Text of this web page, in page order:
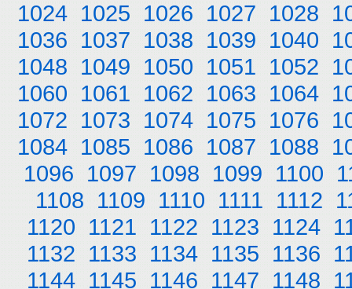
1024 1025 1026 1027 1028
1036 1037 1038 1039 1040
1048 1049 1050 1051 1052
1060 1061 1062 1063 1064
1072 1073 1074 1075 1076
1084 1085 1086 1087 1088
1096 1097 1098 1099 1100
1108 1109 1110 1111 1112
1120 1121 1122 1123 1124
1132 1133 1134 1135 1136
1144 1145 1146 1147 1148